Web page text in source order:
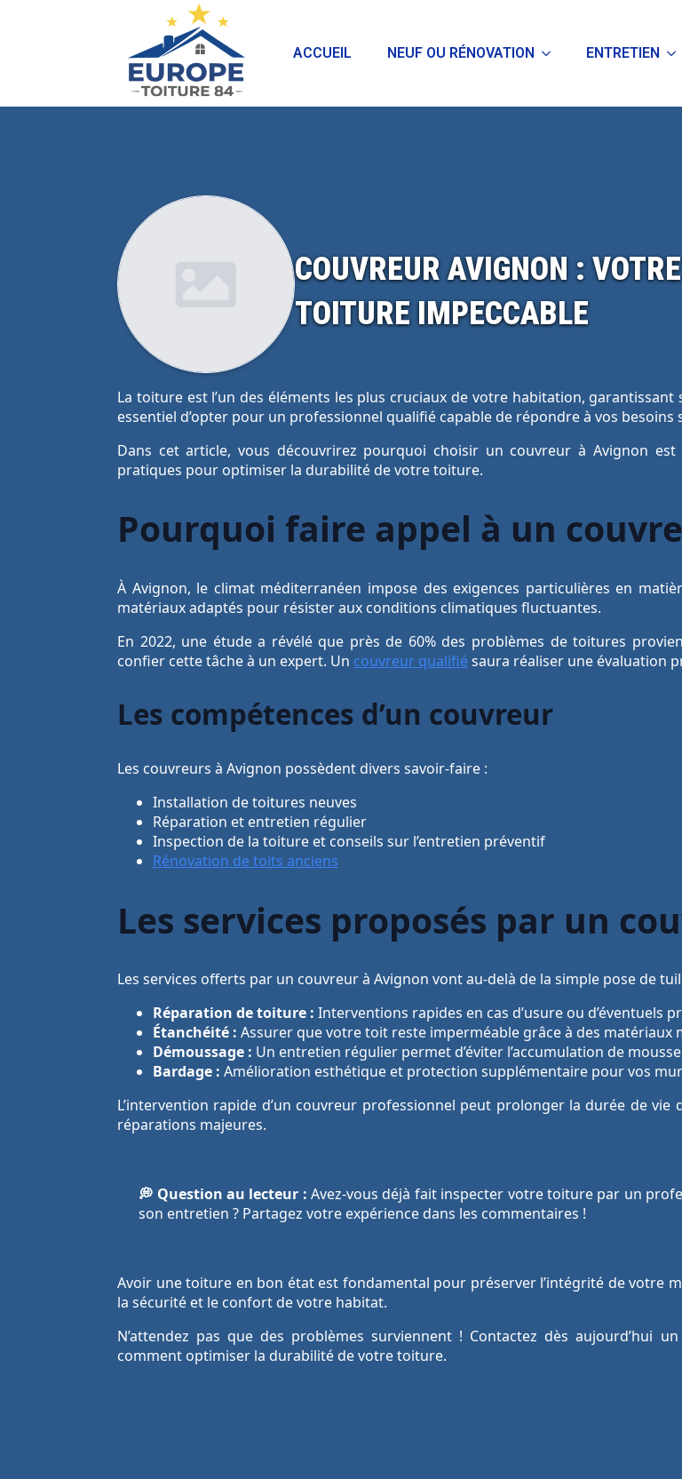
ACCUEIL NEUF OU RÉNOVATION ENTRETIEN
COUVREUR AVIGNON :
TOITURE IMPECCABLE
La toiture est l’un des éléments les plus cruciaux de votre habitation,
essentiel d’opter pour un professionnel qualifié capable de répondre à vos besoins
Dans cet article, vous découvrirez pourquoi choisir un couvreur à Avignon
pratiques pour optimiser la durabilité de votre toiture.
Pourquoi faire appel à un
À Avignon, le climat méditerranéen impose des exigences particulières en
matériaux adaptés pour résister aux conditions climatiques fluctuantes.
En 2022, une étude a révélé que près de 60% des problèmes de toitures
confier cette tâche à un expert. Un couvreur qualifié saura réaliser une évaluation
Les compétences d’un couvreur
Les couvreurs à Avignon possèdent divers savoir-faire :
Installation de toitures neuves
Réparation et entretien régulier
Inspection de la toiture et conseils sur l’entretien préventif
Rénovation de toits anciens
Les services proposés par un
Les services offerts par un couvreur à Avignon vont au-delà de la simple pose de
Réparation de toiture : Interventions rapides en cas d’usure ou d’éventuels
Étanchéité : Assurer que votre toit reste imperméable grâce à des matériaux
Démoussage : Un entretien régulier permet d’éviter l’accumulation de
Bardage : Amélioration esthétique et protection supplémentaire pour vos
L’intervention rapide d’un couvreur professionnel peut prolonger la durée de
réparations majeures.
💭 Question au lecteur : Avez-vous déjà fait inspecter votre toiture par un
son entretien ? Partagez votre expérience dans les commentaires !
Avoir une toiture en bon état est fondamental pour préserver l’intégrité de votre
la sécurité et le confort de votre habitat.
N’attendez pas que des problèmes surviennent ! Contactez dès aujourd’hui
comment optimiser la durabilité de votre toiture.